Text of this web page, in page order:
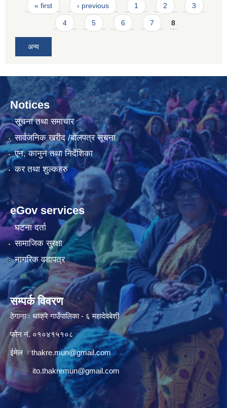
Pages
« first ‹ previous 1 2 3
4 5 6 7 8
अन्य
Notices
सूचना तथा समाचार
सार्वजनिक खरीद /बोलपत्र सूचना
एन, कानुन तथा निर्देशिका
कर तथा शुल्कहरु
eGov services
घटना दर्ता
सामाजिक सुरक्षा
नागरिक वडापत्र
सम्पर्क विवरण
ठेगाना ः थाक्रे गाउँपालिका - ६ महादेवबेशी
फोन नं. ०१०४१५१०८
ईमेल ःthakre.mun@gmail.com
ito.thakremun@gmail.com